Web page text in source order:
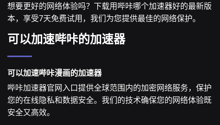
想要更好的网络体验吗？下载用哔咔哪个加速器好的最新版
本，享受7天免费试用，我们为您提供最佳的网络保护。
可以加速哔咔的加速器
可以加速哔咔漫画的加速器
哔咔加速器官网入口提供全球范围内的加密网络服务，保护
您的在线隐私和数据安全。我们的技术确保您的网络体验既
安全又高效。